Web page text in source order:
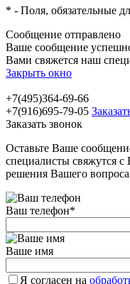
* - Поля, обязательные
Сообщение отправлено
Ваше сообщение
Вами свяжется наш
Закрыть окно
+7(495)364-69-66
+7(916)695-79-05
Заказать звонок
Оставьте Ваше
специалисты свяжутся
решения Вашего
Ваш телефон*
Ваше имя
Я согласен на